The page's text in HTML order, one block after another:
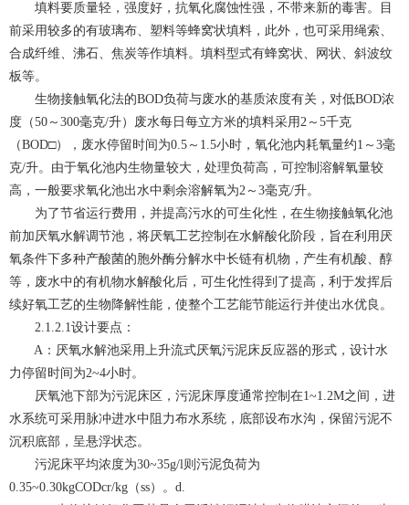
填料要质量轻，强度好，抗氧化腐蚀性强，不带来新的毒害。目
前采用较多的有玻璃布、塑料等蜂窝状填料，此外，也可采用绳索、
合成纤维、沸石、焦炭等作填料。填料型式有蜂窝状、网状、斜波纹
板等。
生物接触氧化法的BOD负荷与废水的基质浓度有关，对低BOD浓
度（50～300毫克/升）废水每日每立方米的填料采用2～5千克
（BOD□），废水停留时间为0.5～1.5小时，氧化池内耗氧量约1～3毫
克/升。由于氧化池内生物量较大，处理负荷高，可控制溶解氧量较
高，一般要求氧化池出水中剩余溶解氧为2～3毫克/升。
为了节省运行费用，并提高污水的可生化性，在生物接触氧化池
前加厌氧水解调节池，将厌氧工艺控制在水解酸化阶段，旨在利用厌
氧条件下多种产酸菌的胞外酶分解水中长链有机物，产生有机酸、醇
等，废水中的有机物水解酸化后，可生化性得到了提高，利于发挥后
续好氧工艺的生物降解性能，使整个工艺能节能运行并使出水优良。
2.1.2.1设计要点：
A：厌氧水解池采用上升流式厌氧污泥床反应器的形式，设计水
力停留时间为2~4小时。
厌氧池下部为污泥床区，污泥床厚度通常控制在1~1.2M之间，进
水系统可采用脉冲进水中阻力布水系统，底部设布水沟，保留污泥不
沉积底部，呈悬浮状态。
污泥床平均浓度为30~35g/l则污泥负荷为
0.35~0.30kgCODcr/kg（ss）。d.